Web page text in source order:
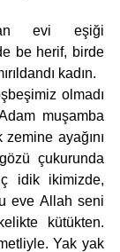
evi eşiği
be herif, birde
kadın.
olmadı
muşamba
zemine ayağını
çukurunda
idik ikimizde,
eve Allah seni
kütükten.
Yak yak